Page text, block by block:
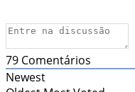
79 Comentários
Newest